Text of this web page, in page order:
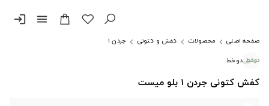
menu
login
صفحه اصلی محصولات کفش و کتونی
جردن ۱
دوخط
کفش کتونی جردن 1 بلو میست